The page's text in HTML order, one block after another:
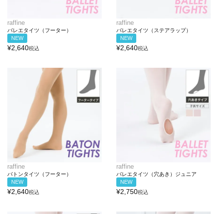
raffine
バレエタイツ（フーター）
NEW
¥2,640税込
raffine
バレエタイツ（ステアラップ）
NEW
¥2,640税込
raffine
バトンタイツ（フーター）
NEW
¥2,640税込
raffine
バレエタイツ（穴あき）ジュニア
NEW
¥2,750税込